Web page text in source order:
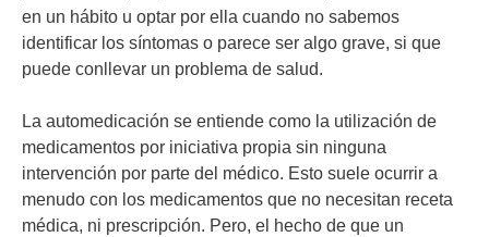
en un hábito u optar por ella cuando no sabemos
identificar los síntomas o parece ser algo grave, si que
puede conllevar un problema de salud.
La automedicación se entiende como la utilización de
medicamentos por iniciativa propia sin ninguna
intervención por parte del médico. Esto suele ocurrir a
menudo con los medicamentos que no necesitan receta
médica, ni prescripción. Pero, el hecho de que un